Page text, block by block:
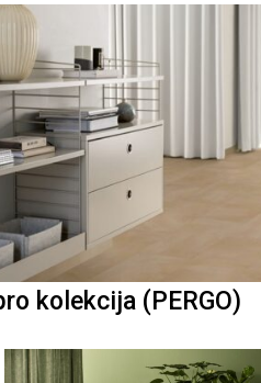
kolekcija (PERGO)